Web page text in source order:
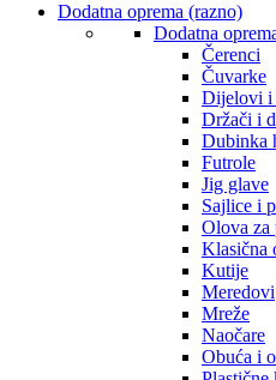
Dodatna oprema (razno)
Dodatna
Čerenci
Čuvarke
Dijelovi i
Držači i
Dubinka
Futrole
Jig glave
Sajlice i
Olova za
Klasična
Kutije
Meredovi
Mreže
Naočare
Obuća i